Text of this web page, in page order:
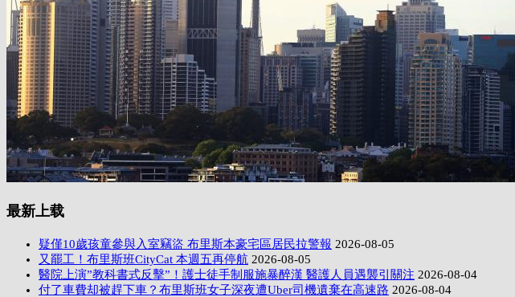
最新上载
疑僅10歲孩童參與入室竊盜 布里斯本豪宅區居民拉警報 2026-08-05
又罷工！布里斯班CityCat 本週五再停航 2026-08-05
醫院上演”教科書式反擊”！護士徒手制服施暴醉漢 醫護人員遇襲引關注 2026-08-04
付了車費却被趕下車？布里斯班女子深夜遭Uber司機遺棄在高速路 2026-08-04